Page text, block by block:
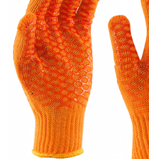
Costume | Combinezoane
Impermeabile
Pantaloni Impermeabili
Pelerine | Jachete Impermeabile
Imbracaminte TERMOIZOLANTĂ
Jachete Termoizolante
Pantaloni Termoizolanti
Costume | Combinezoane
Termoizolante
Veste Termoizolante
Îmbrăcăminte REFLECTORIZANTĂ
(HI-VIS)